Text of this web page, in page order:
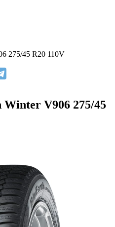
275/45 R20 110V
V906 275/45